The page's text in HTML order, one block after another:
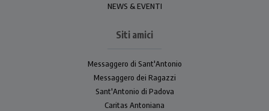
NEWS & EVENTI
Siti amici
Messaggero di Sant'Antonio
Messaggero dei Ragazzi
Sant'Antonio di Padova
Caritas Antoniana